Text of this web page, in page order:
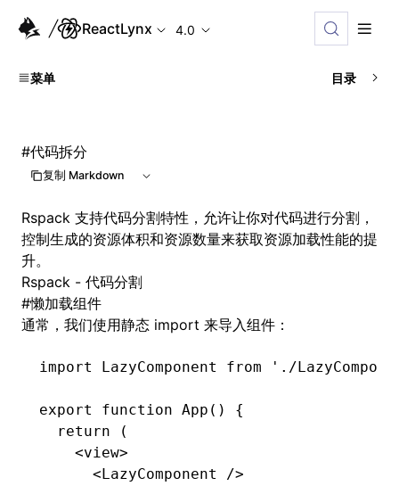
ReactLynx 4.0
菜单 目录
#代码拆分
复制 Markdown
Rspack 支持代码分割特性，允许让你对代码进行分割，
控制生成的资源体积和资源数量来获取资源加载性能的提
升。
Rspack - 代码分割
#懒加载组件
通常，我们使用静态 import 来导入组件：
import LazyComponent from './
export function App () {
  return
(
    <
view>
      <
LazyComponent
/>